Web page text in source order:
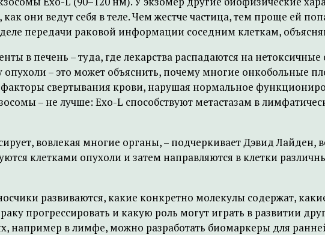
они ведут себя в теле. Чем жестче частица, тем проще ей
передачи раковой информации соседним клеткам,
в печень – туда, где лекарства распадаются на
– это может объяснить, почему многие онкобольные
свертывания крови, нарушая нормальное
– не лучше: Exo-L способствуют метастазам в
вовлекая многие органы, – подчеркивает Дэвид Лайден,
клетками опухоли и затем направляются в клетки
развиваются, какие конкретно молекулы содержат,
прогрессировать и какую роль могут играть в развитии
например в лимфе, можно разработать биомаркеры для